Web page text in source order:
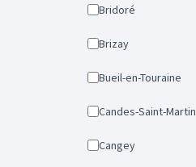
Bridoré
Brizay
Bueil-en-Touraine
Candes-Saint-Martin
Cangey